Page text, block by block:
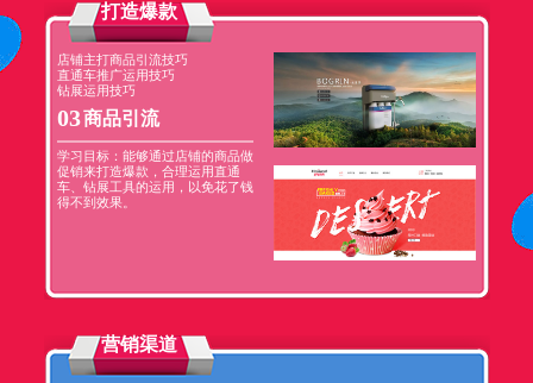
打造爆款
店铺主打商品引流技巧
直通车推广运用技巧
钻展运用技巧
03商品引流
学习目标：能够通过店铺的商品做
促销来打造爆款，合理运用直通
车、钻展工具的运用，以免花了钱
得不到效果。
营销渠道